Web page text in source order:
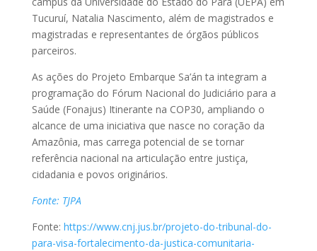
Tucuruí, Natalia Nascimento, além de magistrados e
magistradas e representantes de órgãos públicos
parceiros.
As ações do Projeto Embarque Sa’án ta integram a
programação do Fórum Nacional do Judiciário para a
Saúde (Fonajus) Itinerante na COP30, ampliando o
alcance de uma iniciativa que nasce no coração da
Amazônia, mas carrega potencial de se tornar
referência nacional na articulação entre justiça,
cidadania e povos originários.
Fonte: TJPA
Fonte: https://www.cnj.jus.br/projeto-do-tribunal-do-
para-visa-fortalecimento-da-justica-comunitaria-